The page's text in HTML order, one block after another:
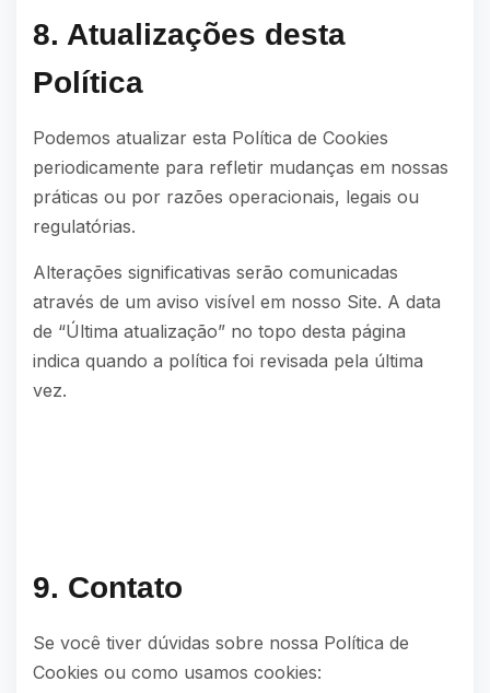
8. Atualizações desta
Política
Podemos atualizar esta Política de Cookies
periodicamente para refletir mudanças em nossas
práticas ou por razões operacionais, legais ou
regulatórias.
Alterações significativas serão comunicadas
através de um aviso visível em nosso Site. A data
de “Última atualização” no topo desta página
indica quando a política foi revisada pela última
vez.
9. Contato
Se você tiver dúvidas sobre nossa Política de
Cookies ou como usamos cookies: